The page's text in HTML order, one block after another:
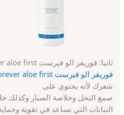
ثانيا: فوريفر الو فيرست Forever aloe first
فوريفر الو فيرست Forever aloe first
شعرك لأنه يحتوي على
صمغ النحل وخلاصة الصبار وكذلك
النباتات التي تساعد في تقوية